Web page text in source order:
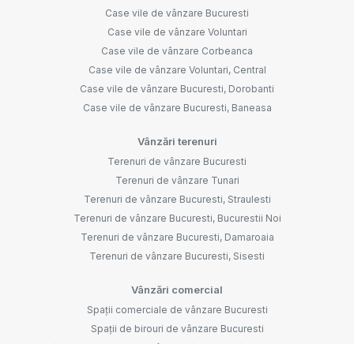
Case vile de vânzare Bucuresti
Case vile de vânzare Voluntari
Case vile de vânzare Corbeanca
Case vile de vânzare Voluntari, Central
Case vile de vânzare Bucuresti, Dorobanti
Case vile de vânzare Bucuresti, Baneasa
Vânzări terenuri
Terenuri de vânzare Bucuresti
Terenuri de vânzare Tunari
Terenuri de vânzare Bucuresti, Straulesti
Terenuri de vânzare Bucuresti, Bucurestii Noi
Terenuri de vânzare Bucuresti, Damaroaia
Terenuri de vânzare Bucuresti, Sisesti
Vânzări comercial
Spații comerciale de vânzare Bucuresti
Spații de birouri de vânzare Bucuresti